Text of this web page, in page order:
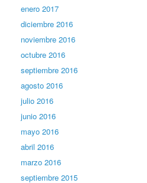
enero 2017
diciembre 2016
noviembre 2016
octubre 2016
septiembre 2016
agosto 2016
julio 2016
junio 2016
mayo 2016
abril 2016
marzo 2016
septiembre 2015